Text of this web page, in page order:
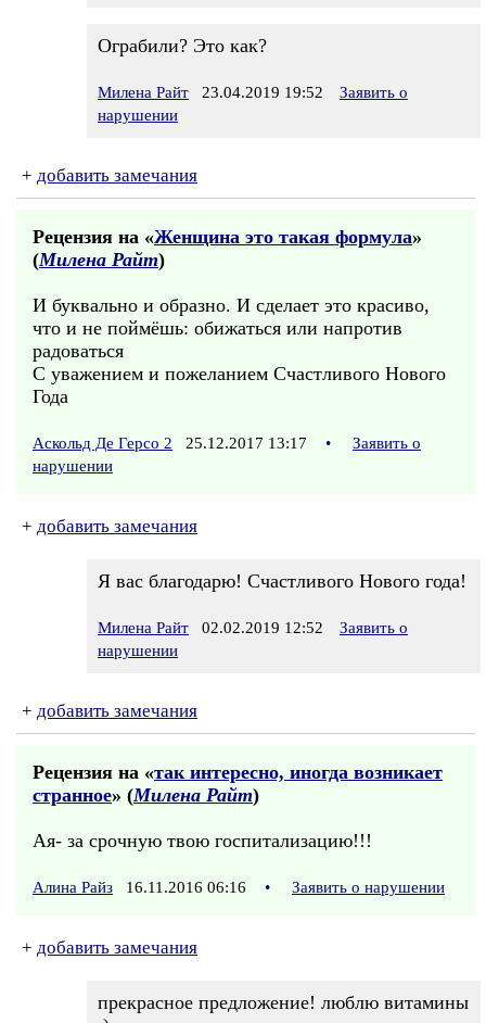
Ограбили? Это как?
Милена Райт 23.04.2019 19:52
Заявить о
нарушении
+ добавить замечания
Рецензия на «Женщина это такая формула»
(Милена Райт)
И буквально и образно. И сделает это красиво,
что и не поймёшь: обижаться или напротив
радоваться
С уважением и пожеланием Счастливого Нового
Года
Аскольд Де Герсо 2 25.12.2017 13:17 •
Заявить о
нарушении
+ добавить замечания
Я вас благодарю! Счастливого Нового года!
Милена Райт 02.02.2019 12:52
Заявить о
нарушении
+ добавить замечания
Рецензия на «так интересно, иногда возникает
странное» (Милена Райт)
Ая- за срочную твою госпитализацию!!!
Алина Райз 16.11.2016 06:16 • Заявить о нарушении
+ добавить замечания
прекрасное предложение! люблю витамины